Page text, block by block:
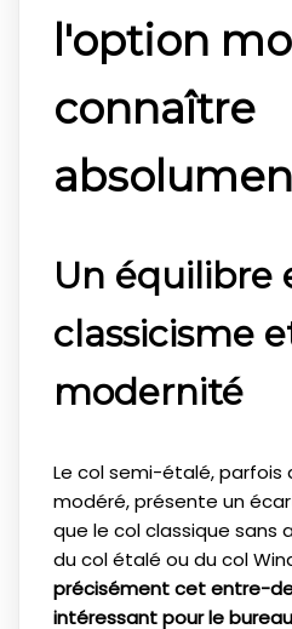
l'option
connaître
Un équilibre
classicisme
modernité
Le col semi-étalé, parfois
modéré, présente un
que le col classique sans
du col étalé ou du col
précisément cet entre-
intéressant pour le